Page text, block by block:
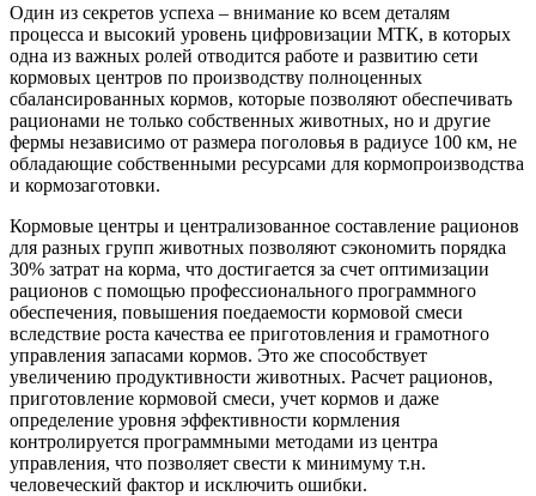
Один из секретов успеха – внимание ко всем деталям
процесса и высокий уровень цифровизации МТК, в которых
одна из важных ролей отводится работе и развитию сети
кормовых центров по производству полноценных
сбалансированных кормов, которые позволяют обеспечивать
рационами не только собственных животных, но и другие
фермы независимо от размера поголовья в радиусе 100 км, не
обладающие собственными ресурсами для кормопроизводства
и кормозаготовки.
Кормовые центры и централизованное составление рационов
для разных групп животных позволяют сэкономить порядка
30% затрат на корма, что достигается за счет оптимизации
рационов с помощью профессионального программного
обеспечения, повышения поедаемости кормовой смеси
вследствие роста качества ее приготовления и грамотного
управления запасами кормов. Это же способствует
увеличению продуктивности животных. Расчет рационов,
приготовление кормовой смеси, учет кормов и даже
определение уровня эффективности кормления
контролируется программными методами из центра
управления, что позволяет свести к минимуму т.н.
человеческий фактор и исключить ошибки.